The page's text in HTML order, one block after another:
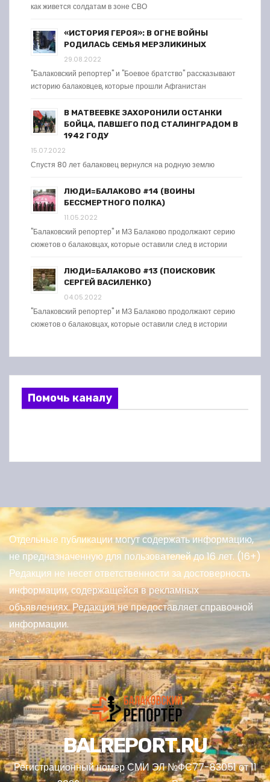
как живется солдатам в зоне СВО
«ИСТОРИЯ ГЕРОЯ»: В ОГНЕ ВОЙНЫ
РОДИЛАСЬ СЕМЬЯ МЕРЗЛИКИНЫХ
29.08.2022
"Балаковский репортер" и "Боевое братство" рассказывают
историю балаковцев, которые прошли Афганистан
В МАТВЕЕВКЕ ЗАХОРОНИЛИ ОСТАНКИ
БОЙЦА, ПАВШЕГО ПОД СТАЛИНГРАДОМ В
1942 ГОДУ
15.07.2022
Спустя 80 лет балаковец вернулся на родную землю
ЛЮДИ=БАЛАКОВО #14 (ВОИНЫ
БЕССМЕРТНОГО ПОЛКА)
11.05.2022
"Балаковский репортер" и МЗ Балаково продолжают серию
сюжетов о балаковцах, которые оставили след в истории
ЛЮДИ=БАЛАКОВО #13 (ПОИСКОВИК
СЕРГЕЙ ВАСИЛЕНКО)
04.05.2022
"Балаковский репортер" и МЗ Балаково продолжают серию
сюжетов о балаковцах, которые оставили след в истории
Помочь каналу
Отдельные публикации могут содержать информацию,
не предназначенную для пользователей до 16 лет. (16+)
Редакция не несет ответственности за достоверность
информации, содержащейся в рекламных
объявлениях. Редакция не предоставляет справочной
информации.
BALREPORT.RU
Регистрационный номер СМИ ЭЛ №ФС77-83051 от 11